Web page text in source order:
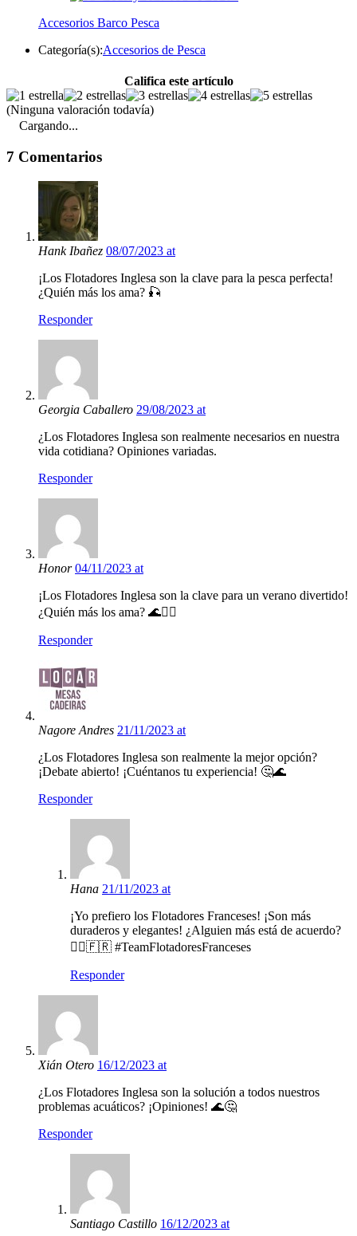
Accesorios Barco Pesca
Categoría(s):Accesorios de Pesca
Califica este artículo
(Ninguna valoración todavía)
Cargando...
7 Comentarios
Hank Ibañez 08/07/2023 at
¡Los Flotadores Inglesa son la clave para la pesca perfecta!
¿Quién más los ama? 🎣
Responder
Georgia Caballero 29/08/2023 at
¿Los Flotadores Inglesa son realmente necesarios en nuestra
vida cotidiana? Opiniones variadas.
Responder
Honor04/11/2023 at
¡Los Flotadores Inglesa son la clave para un verano divertido!
¿Quién más los ama? 🌊🏊‍♂️
Responder
Nagore Andres 21/11/2023 at
¿Los Flotadores Inglesa son realmente la mejor opción?
¡Debate abierto! ¡Cuéntanos tu experiencia! 🤔🌊
Responder
Hana 21/11/2023 at
¡Yo prefiero los Flotadores Franceses! ¡Son más
duraderos y elegantes! ¿Alguien más está de acuerdo?
💁‍♀️🇫🇷 #TeamFlotadoresFranceses
Responder
Xián Otero 16/12/2023 at
¿Los Flotadores Inglesa son la solución a todos nuestros
problemas acuáticos? ¡Opiniones! 🌊🤔
Responder
Santiago Castillo 16/12/2023 at